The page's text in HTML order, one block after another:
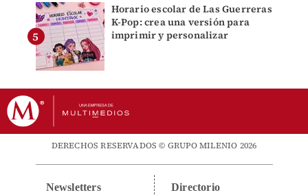
Horario escolar de Las Guerreras
K-Pop: crea una versión para
imprimir y personalizar
DERECHOS RESERVADOS © GRUPO MILENIO 2026
Newsletters Directorio